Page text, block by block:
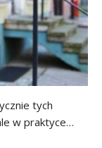
tych
w praktyce…